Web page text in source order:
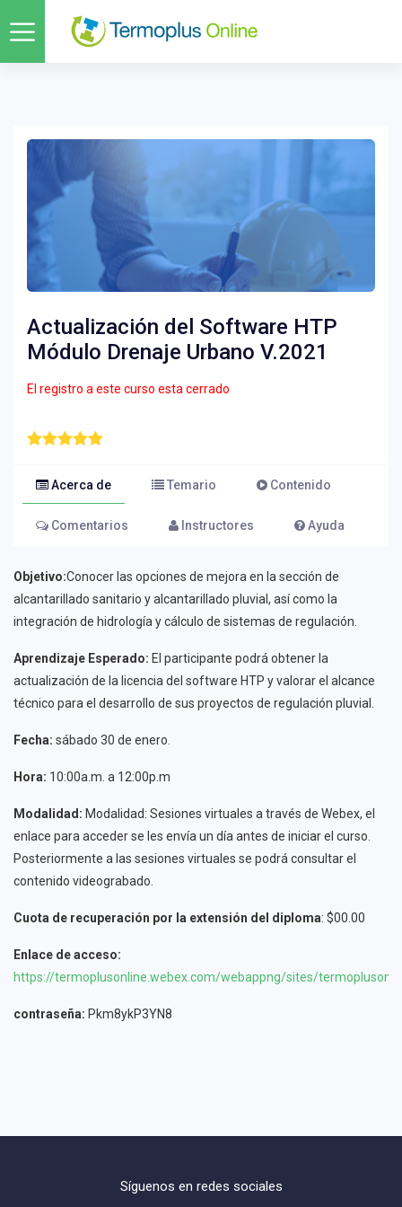
Actualización del Software HTP
Módulo Drenaje Urbano V.2021
El registro a este curso esta cerrado
Acerca de Temario Contenido
Comentarios Instructores Ayuda
Objetivo:Conocer las opciones de mejora en la sección de
alcantarillado sanitario y alcantarillado pluvial, así como la
integración de hidrología y cálculo de sistemas de regulación.
Aprendizaje Esperado: El participante podrá obtener la
actualización de la licencia del software HTP y valorar el alcance
técnico para el desarrollo de sus proyectos de regulación pluvial.
Fecha: sábado 30 de enero.
Hora: 10:00a.m. a 12:00p.m
Modalidad: Modalidad: Sesiones virtuales a través de Webex, el
enlace para acceder se les envía un día antes de iniciar el curso.
Posteriormente a las sesiones virtuales se podrá consultar el
contenido videograbado.
Cuota de recuperación por la extensión del diploma: $00.00
Enlace de acceso:
https://termoplusonline.webex.com/webappng/sites/
contraseña: Pkm8ykP3YN8
Síguenos en redes sociales